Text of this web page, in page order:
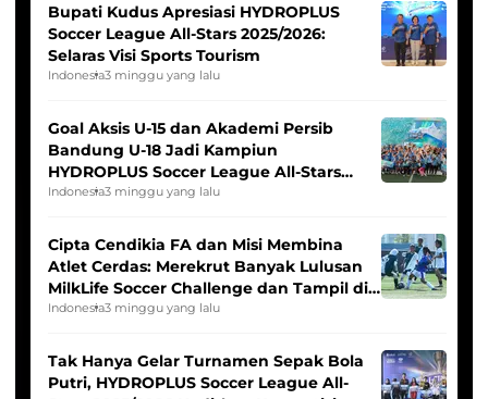
Bupati Kudus Apresiasi HYDROPLUS
Soccer League All-Stars 2025/2026:
Selaras Visi Sports Tourism
Indonesia3 minggu yang lalu
Goal Aksis U-15 dan Akademi Persib
Bandung U-18 Jadi Kampiun
HYDROPLUS Soccer League All-Stars
2025/2026
Indonesia3 minggu yang lalu
Cipta Cendikia FA dan Misi Membina
Atlet Cerdas: Merekrut Banyak Lulusan
MilkLife Soccer Challenge dan Tampil di
HYDROPLUS Soccer League
Indonesia3 minggu yang lalu
Tak Hanya Gelar Turnamen Sepak Bola
Putri, HYDROPLUS Soccer League All-